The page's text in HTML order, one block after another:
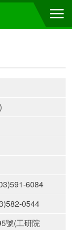
6084
0544
號(工研院